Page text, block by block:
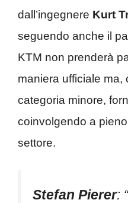
dall’ingegnere Kurt
seguendo anche il
KTM non prenderà
maniera ufficiale
categoria minore,
coinvolgendo a
settore.
Stefan Pierer: “